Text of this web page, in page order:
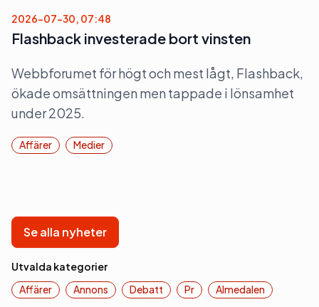
2026-07-30, 07:48
Flashback investerade bort vinsten
Webbforumet för högt och mest lågt, Flashback,
ökade omsättningen men tappade i lönsamhet
under 2025.
Affärer Medier
Se alla nyheter
Utvalda kategorier
Affärer
Annons Debatt Pr Almedalen